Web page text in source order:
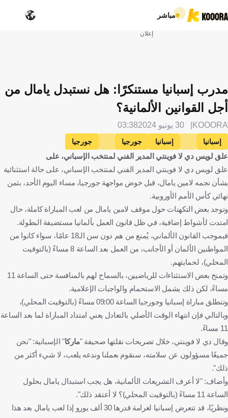
مباشر
إعلان
مدرب إسبانيا مستنكرًا: هل نستبدل يامال من
أجل القوانين الألمانية؟
KOOORA 30 يونيو 2024 03:38
إسبانيا إسبانيا جورجيا
جورجيا
لويس دي لا فوينتي
لامين يامال كرة قدم
علق لويس دي لا فوينتي المدير الفني لمنتخب الإسباني، على
علق لويس دي لا فوينتي المدير الفني لمنتخب الإسباني، على حالة استثنائية
بشأن نجمه لامين يامال، قبل خوض مواجهة جورجيا، مساء اليوم الأحد، بثمن
نهائي كأس الأمم الأوروبية.
وتوجد بعض التكهنات حول موقف لامين يامال من لعب المباراة كاملة، حال
امتدت لأشواط إضافية، في ظل قانون العمل بألمانيا مستضيفة البطولة.
فبموجب القانون الألماني، يُمنع من هم دون سن الـ18 عامًا، سواء كانوا من
المواطنين الألمان أو الأجانب، من العمل بعد الساعة 8 مساءً (بالتوقيت
المحلي)، لحمايتهم.
وتمنح بعض الاستثناءات للرياضيين، بالسماح لهم بالمنافسة حتى الساعة 11
مساءً، لكن ذلك يشمل الاستحمام والواجبات الإعلامية.
وتنطلق مباراة إسبانيا وجورجيا الساعة 09:00 مساءً (بالتوقيت المحلي)،
وبالتالي فإن انتهاء الوقت الأصلي بالتعادل يعني امتداد المباراة لما بعد الساعة
11 مساءً.
وقال دي لا فوينتي، خلال تصريحات نقلتها صحيفة "ماركا" الإسبانية: "نحن
جميعًا مسؤولون عن سلامته، سنقوم بعملنا وندعه يلعب، لا شيء أكثر من
ذلك".
وأضاف: "لا أعرف التشريعات الألمانية، هل يجب استبدال يامال بحلول
الساعة 11 مساءً (بالتوقيت المحلي)؟ لا أعتقد ذلك".
ونظريًا، قد تتعرض إسبانيا لغرامة قدرها 30 ألف يورو إذا لعب يامال بعد هذا